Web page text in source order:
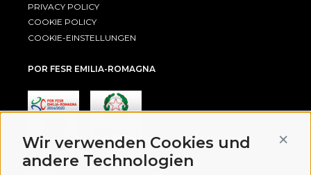
Wir verwenden Cookies und
andere Technologien
PRIVACY POLICY
COOKIE POLICY
COOKIE-EINSTELLUNGEN
POR FESR EMILIA-ROMAGNA
AWARD